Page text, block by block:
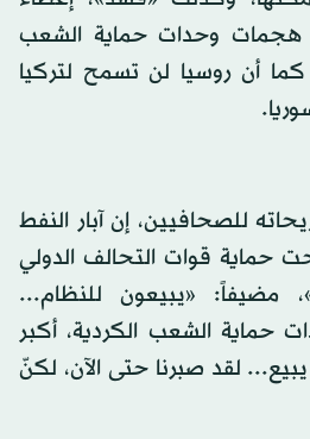
هجمات وحدات حماية الشعب
أن روسيا لن تسمح لتركيا
للصحافيين، إن آبار النفط
حماية قوات التحالف الدولي
مضيفاً: «يبيعون للنظام...
حماية الشعب الكردية، أكبر
لقد صبرنا حتى الآن، لكنّ